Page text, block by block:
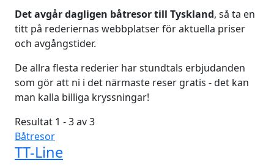
Det avgår dagligen båtresor till Tyskland, så ta en
titt på rederiernas webbplatser för aktuella priser
och avgångstider.
De allra flesta rederier har stundtals erbjudanden
som gör att ni i det närmaste reser gratis - det kan
man kalla billiga kryssningar!
Resultat 1 - 3 av 3
Båtresor
TT-Line